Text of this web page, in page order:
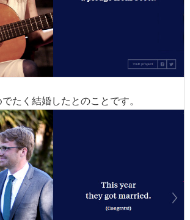
たく結婚したとのことです。